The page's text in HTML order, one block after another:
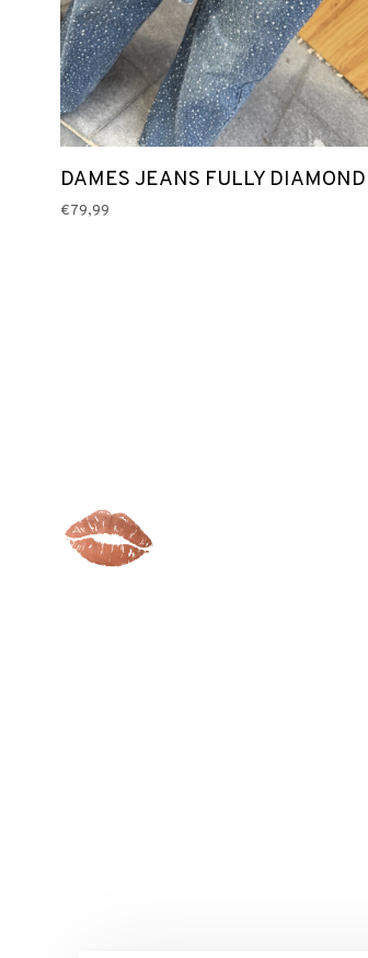
DAMES JEANS FULLY DIAMOND
€79,99